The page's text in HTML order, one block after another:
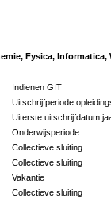
Fysica,
Indienen GIT
Uitschrijfperiode
Uiterste uitschrijfdatum
Onderwijsperiode
Collectieve sluiting
Collectieve sluiting
Vakantie
Collectieve sluiting